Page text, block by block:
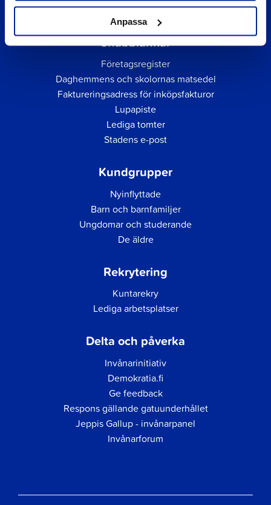
Anpassa
Snabblänkar
Företagsregister
Daghemmens och skolornas matsedel
Faktureringsadress för inköpsfakturor
Lupapiste
Lediga tomter
Stadens e-post
Kundgrupper
Nyinflyttade
Barn och barnfamiljer
Ungdomar och studerande
De äldre
Rekrytering
Kuntarekry
Lediga arbetsplatser
Delta och påverka
Invånarinitiativ
Demokratia.fi
Ge feedback
Respons gällande gatuunderhållet
Jeppis Gallup - invånarpanel
Invånarforum